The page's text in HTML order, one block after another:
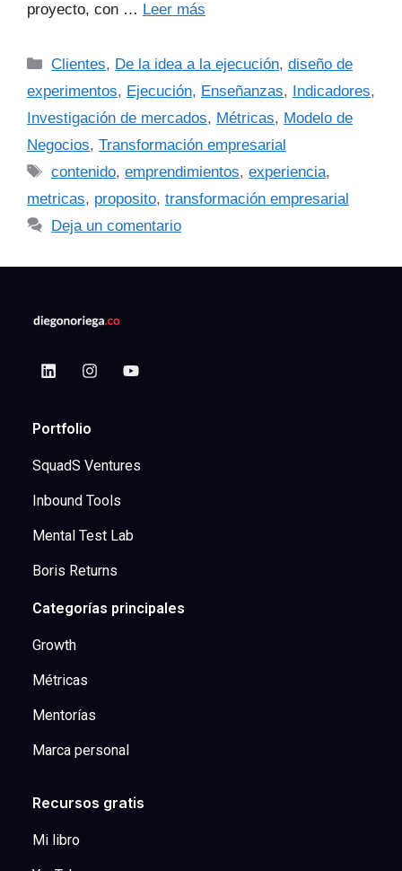
proyecto, con … Leer más
Clientes, De la idea a la ejecución,diseño de
experimentos, Ejecución, Enseñanzas, Indicadores,
Investigación de mercados, Métricas, Modelo de
Negocios, Transformación empresarial
contenido,emprendimientos,experiencia,
metricas, proposito, transformación empresarial
Deja un comentario
Portfolio
SquadS Ventures
Inbound Tools
Mental Test Lab
Boris Returns
Categorías principales
Growth
Métricas
Mentorías
Marca personal
Recursos gratis
Mi libro